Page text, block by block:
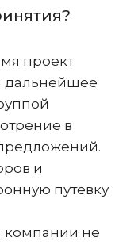
проект
дальнейшее
в
и
путевку
компании не